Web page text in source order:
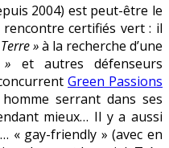
2004) est peut-être le
rencontre certifiés vert : il
»à la recherche d’une
et autres défenseurs
Green Passions
serrant dans ses
mieux… Il y a aussi
« gay-friendly » (avec en